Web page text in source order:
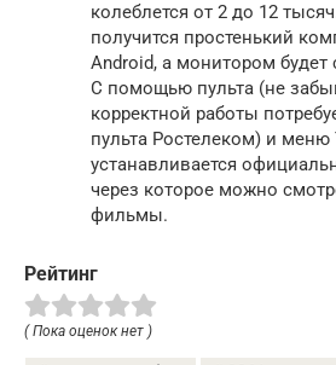
колеблется от 2 до 12
получится простенький
Android, а монитором будет
С помощью пульта (не
корректной работы
пульта Ростелеком) и меню
устанавливается
через которое можно
фильмы.
Рейтинг
( Пока оценок нет )